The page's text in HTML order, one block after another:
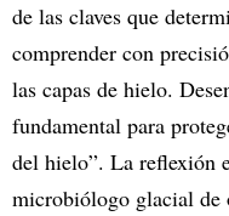
de las claves que
comprender con
las capas de hielo.
fundamental para
del hielo”. La reflexión
microbiólogo glacial de